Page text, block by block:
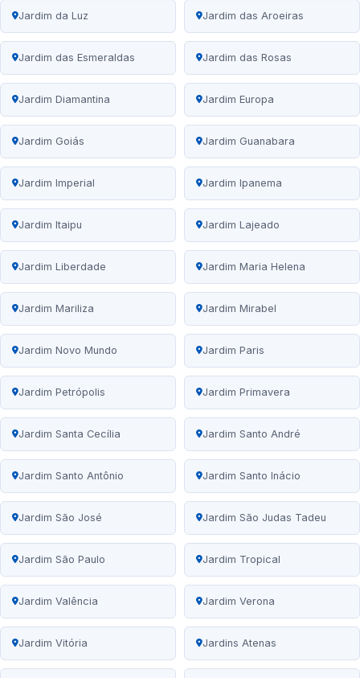
Jardim da Luz Jardim das Aroeiras
Jardim das Esmeraldas Jardim das Rosas
Jardim Diamantina Jardim Europa
Jardim Goiás Jardim Guanabara
Jardim Imperial Jardim Ipanema
Jardim Itaipu Jardim Lajeado
Jardim Liberdade Jardim Maria Helena
Jardim Mariliza Jardim Mirabel
Jardim Novo Mundo Jardim Paris
Jardim Petrópolis Jardim Primavera
Jardim Santa Cecília Jardim Santo André
Jardim Santo Antônio Jardim Santo Inácio
Jardim São José Jardim São Judas Tadeu
Jardim São Paulo Jardim Tropical
Jardim Valência Jardim Verona
Jardim Vitória Jardins Atenas